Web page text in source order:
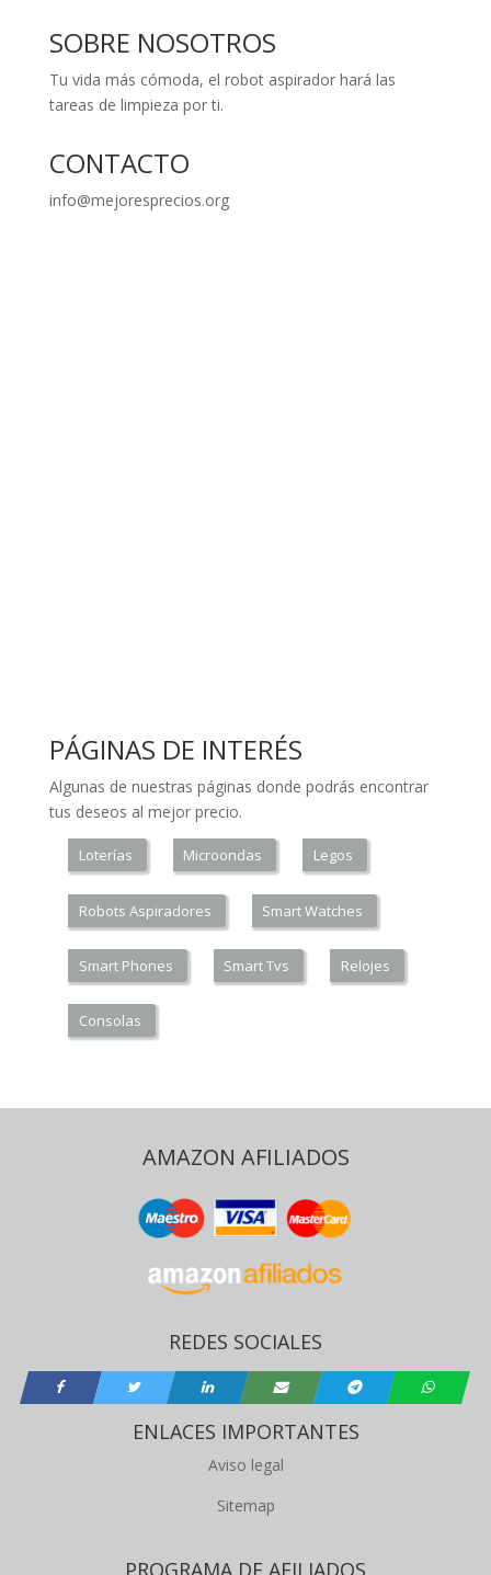
SOBRE NOSOTROS
Tu vida más cómoda, el robot aspirador hará las
tareas de limpieza por ti.
CONTACTO
info@mejoresprecios.org
PÁGINAS DE INTERÉS
Algunas de nuestras páginas donde podrás encontrar
tus deseos al mejor precio.
Loterías Microondas Legos
Robots Aspiradores Smart Watches
Smart Phones Smart Tvs Relojes
Consolas
AMAZON AFILIADOS
REDES SOCIALES
ENLACES IMPORTANTES
Aviso legal
Sitemap